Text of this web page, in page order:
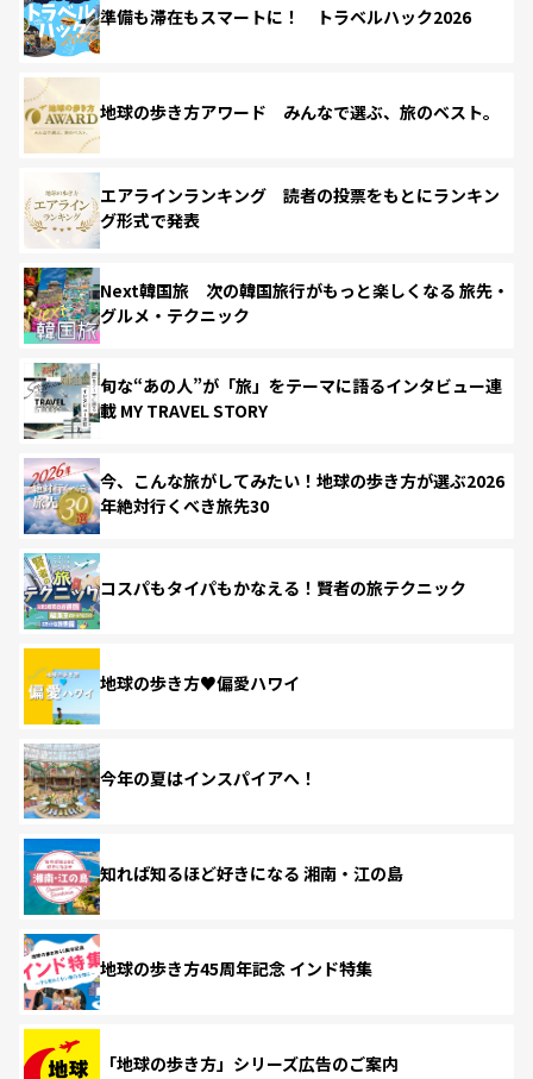
準備も滞在もスマートに！ トラベルハック2026
地球の歩き方アワード みんなで選ぶ、旅のベスト。
エアラインランキング 読者の投票をもとにランキン
グ形式で発表
Next韓国旅 次の韓国旅行がもっと楽しくなる 旅先・
グルメ・テクニック
旬な“あの人”が「旅」をテーマに語るインタビュー連
載 MY TRAVEL STORY
今、こんな旅がしてみたい！地球の歩き方が選ぶ2026
年絶対行くべき旅先30
コスパもタイパもかなえる！賢者の旅テクニック
地球の歩き方♥偏愛ハワイ
今年の夏はインスパイアへ！
知れば知るほど好きになる 湘南・江の島
地球の歩き方45周年記念 インド特集
「地球の歩き方」シリーズ広告のご案内